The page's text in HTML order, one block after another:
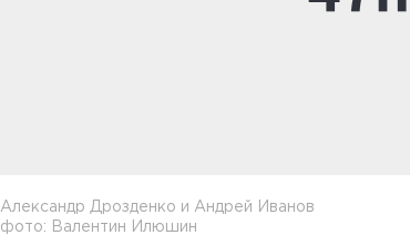
Александр Дрозденко и Андрей Иванов
фото: Валентин Илюшин